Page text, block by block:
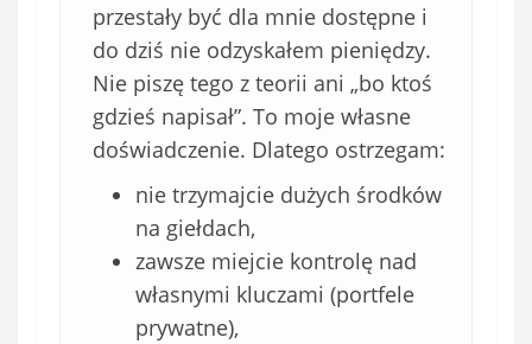
przestały być dla mnie dostępne i
do dziś nie odzyskałem pieniędzy.
Nie piszę tego z teorii ani „bo ktoś
gdzieś napisał”. To moje własne
doświadczenie. Dlatego ostrzegam:
nie trzymajcie dużych środków
na giełdach,
zawsze miejcie kontrolę nad
własnymi kluczami (portfele
prywatne),